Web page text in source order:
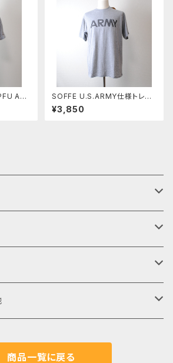
AR
SOFFE U.S.ARMY仕様トレー
ニングTシャツ Mサイズ
¥3,850
商品一覧に戻る